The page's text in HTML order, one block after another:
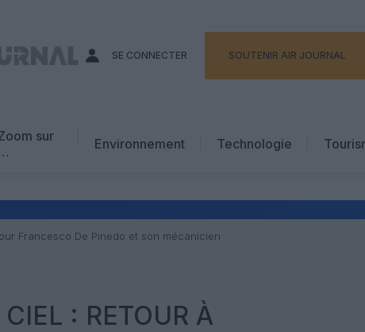
SE CONNECTER SOUTENIR AIR JOURNAL
sur
d’expert
Environnement Technologie
Francesco De Pinedo et son mécanicien
: RETOUR À